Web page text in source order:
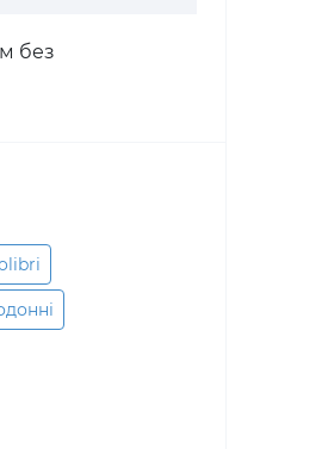
без